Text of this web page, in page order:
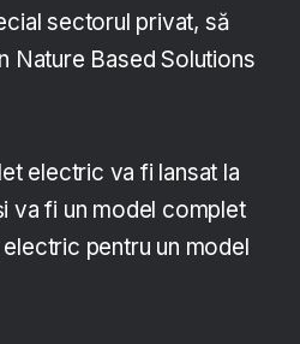
sectorul privat, să
Nature Based Solutions
electric va fi lansat la
va fi un model complet
pentru un model